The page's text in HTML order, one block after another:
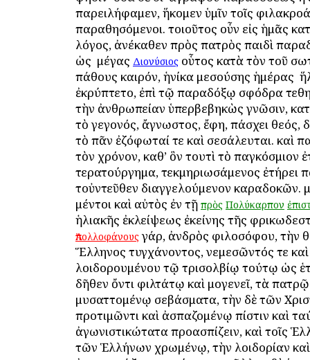
παρειλήφαμεν, ἥκομεν ὑμῖν τοῖς
παραθησόμενοι. τοιοῦτος οὖν εἰς ἡμᾶς
λόγος, ἀνέκαθεν πρὸς πατρὸς παιδὶ
ὡς ὁ μέγας Διονύσιος οὗτος κατὰ τὸν τοῦ
πάθους καιρόν, ἡνίκα μεσούσης ἡμέρας ὁ
ἐκρύπτετο, ἐπὶ τῷ παραδόξῳ σφόδρα
τὴν ἀνθρωπείαν ὑπερβεβηκὼς γνῶσιν,
τὸ γεγονός, ἄγνωστος, ἔφη, πάσχει θεός,
τὸ πᾶν ἐζόφωταί τε καὶ σεσάλευται. καὶ
τὸν χρόνον, καθ’ ὃν τουτὶ τὸ παγκόσμιον
τερατούργημα, τεκμηριωσάμενος ἐτήρει
τοὐντεῦθεν διαγγελούμενον καραδοκῶν.
μέντοι καὶ αὐτὸς ἐν τῇ πρὸς Πολύκαρπον
ἡλιακῆς ἐκλείψεως ἐκείνης τῆς
Ἀπολλοφάνουςγάρ, ἀνδρὸς φιλοσόφου, τὴν
Ἕλληνος τυγχάνοντος, νεμεσῶντός τε καὶ
λοιδορουμένου τῷ τρισολβίῳ τούτῳ ὡς
δῆθεν ὄντι φιλτάτῳ καὶ ὁμογενεῖ, τὰ
μυσαττομένῳ σεβάσματα, τὴν δὲ τῶν
προτιμῶντι καὶ ἀσπαζομένῳ πίστιν καὶ
ἀγωνιστικώτατα προασπίζειν, καὶ τοῖς
τῶν Ἑλλήνων χρωμένῳ, τὴν λοιδορίαν καὶ